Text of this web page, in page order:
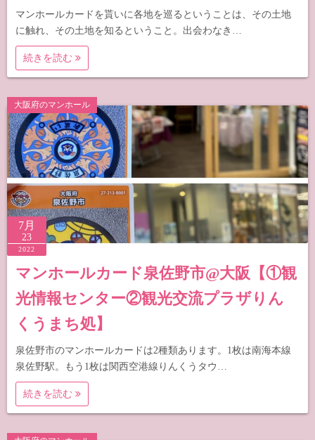
マンホールカードを貰いに各地を巡るということは、その土地
に触れ、その土地を知るということ。出会わなき…
続きを読む
大阪府のマンホール
7月
23
2022
マンホールカード泉佐野市@大阪【①観
光情報センター②観光交流プラザりん
くうまち処】
泉佐野市のマンホールカードは2種類あります。1枚は南海本線
泉佐野駅。もう1枚は関西空港線りんくうタウ…
続きを読む